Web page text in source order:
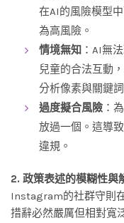
在AI的風險模型
為高風險。
情境無知 ：AI無
兒童的合法互動
分析像素與關鍵
過度擬合風險 ：
放過一個。這導
違規。
2. 政策表述的模糊性與
Instagram的社群守則
措辭必然嚴厲但相對寬